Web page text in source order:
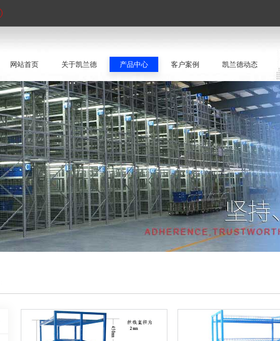
网站首页 关于凯兰德 产品中心 客户案例 凯兰德动态